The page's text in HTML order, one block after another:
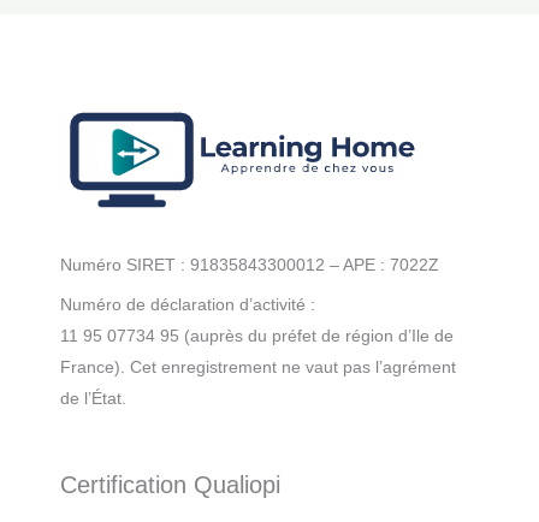
Numéro SIRET : 91835843300012 – APE : 7022Z
Numéro de déclaration d’activité :
11 95 07734 95 (auprès du préfet de région d’Ile de
France). Cet enregistrement ne vaut pas l’agrément
de l’État.
Certification Qualiopi